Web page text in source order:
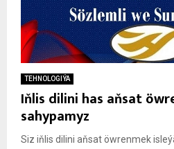
TEHNOLOGIÝA
Iňlis dilini has aňsat
sahypamyz
Siz iňlis dilini aňsat öwrenmek